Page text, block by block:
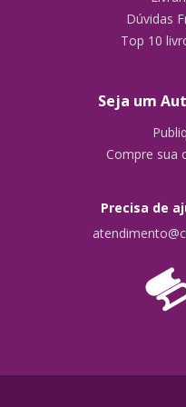
Dúvidas
Top 10
Seja um
Compre sua
Precisa de